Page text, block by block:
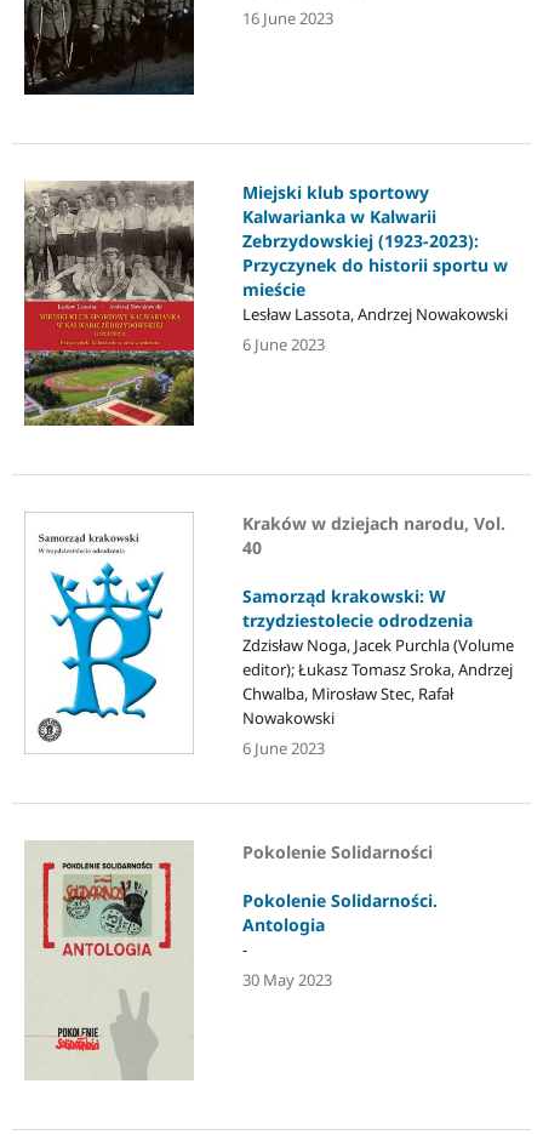
16 June 2023
Miejski klub sportowy
Kalwarianka w Kalwarii
Zebrzydowskiej (1923-2023):
Przyczynek do historii sportu w
mieście
Lesław Lassota, Andrzej Nowakowski
6 June 2023
Kraków w dziejach narodu, Vol.
40
Samorząd krakowski: W
trzydziestolecie odrodzenia
Zdzisław Noga, Jacek Purchla (Volume
editor); Łukasz Tomasz Sroka, Andrzej
Chwalba, Mirosław Stec, Rafał
Nowakowski
6 June 2023
Pokolenie Solidarności
Pokolenie Solidarności.
Antologia
-
30 May 2023